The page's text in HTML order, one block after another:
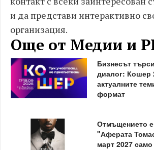
и да представи интерактивно
организация.
Още от Медии и
Бизнесът
диалог: Кошер
актуалните
формат
Отмъщението е
"Аферата
март 2027 само